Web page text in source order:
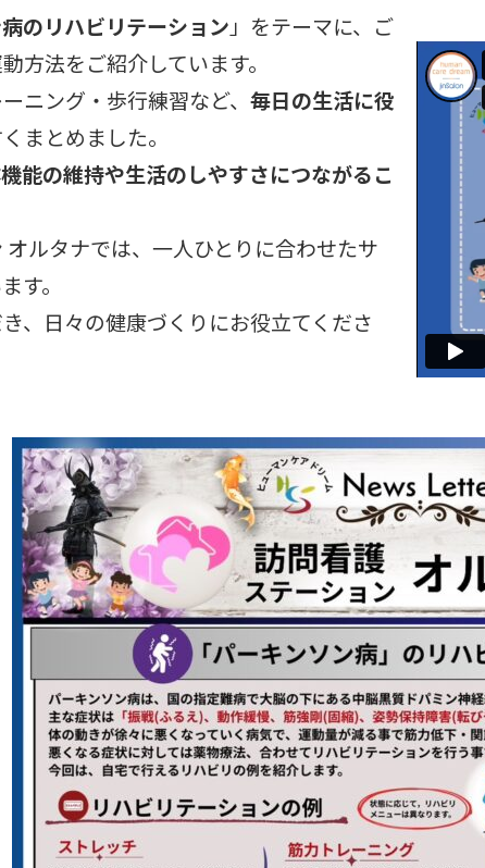
のリハビリテーション 」をテーマに、ご
方法をご紹介しています。
ニング・歩行練習など、 毎日の生活に役
まとめました。
能の維持や生活のしやすさにつながるこ
ルタナでは、一人ひとりに合わせたサ
す。
、日々の健康づくりにお役立てくださ